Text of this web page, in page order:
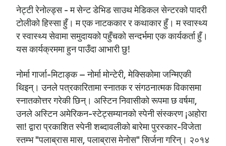
नेट्टी रेनोल्ड्स - म सेन्ट डेभिड साउथ मेडिकल सेन्टरको पादरी
टोलीको हिस्सा हुँ। म एक नाटककार र कथाकार हुँ। म स्वास्थ्य
र स्वास्थ्य सेवामा समुदायको पहुँचको सन्दर्भमा एक कार्यकर्ता हुँ।
यस कार्यक्रममा हुन पाउँदा आभारी छु!
नोर्मा गार्जा-मिटाङ्क – नोर्मा मोन्टेरी, मेक्सिकोमा जन्मिएकी
थिइन्। उनले पत्रकारितामा स्नातक र संगठनात्मक विकासमा
स्नातकोत्तर गरेकी छिन्। अस्टिन निवासीको रूपमा छ वर्षमा,
उनले अस्टिन अमेरिकन-स्टेट्सम्यानको स्पेनी संस्करण ¡अहोरा
सा! द्वारा प्रकाशित स्पेनी शब्दावलीको बारेमा पुरस्कार-विजेता
स्तम्भ "पलाब्रास मास, पलाब्रास मेनोस" सिर्जना गरिन्। २०१४